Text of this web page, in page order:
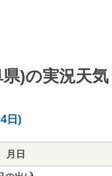
)の実況天気
日)
月日